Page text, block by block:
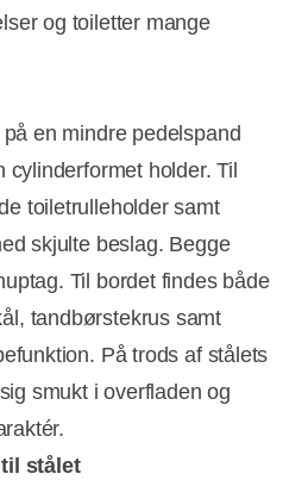
og toiletter mange
en mindre pedelspand
holder. Til
toiletrulleholder samt
skjulte beslag. Begge
Til bordet findes både
tandbørstekrus samt
På trods af stålets
smukt i overfladen og
stålet